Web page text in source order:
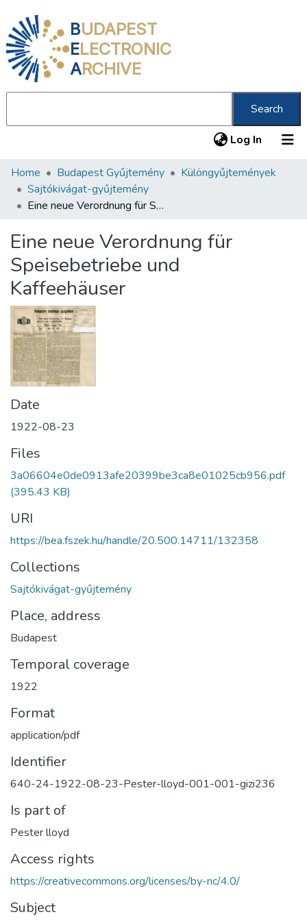
BUDAPEST
ELECTRONIC
ARCHIVE
Search
Log In (current)
Communities & Collections
All of DSpace
About us
Home Budapest Gyűjtemény
Különgyűjtemények
Sajtókivágat-gyűjtemény
Eine neue Verordnung für Speisebetriebe und Kaffeehäuser
Eine neue Verordnung für
Speisebetriebe und
Kaffeehäuser
Date
1922-08-23
Files
3a06604e0de0913afe20399be3ca8e01025cb956.pdf
(395.43 KB)
URI
https://bea.fszek.hu/handle/20.500.14711/132358
Collections
Sajtókivágat-gyűjtemény
Place, address
Budapest
Temporal coverage
1922
Format
application/pdf
Identifier
640-24-1922-08-23-Pester-lloyd-001-001-gizi236
Is part of
Pester lloyd
Access rights
https://creativecommons.org/licenses/by-nc/4.0/
Subject